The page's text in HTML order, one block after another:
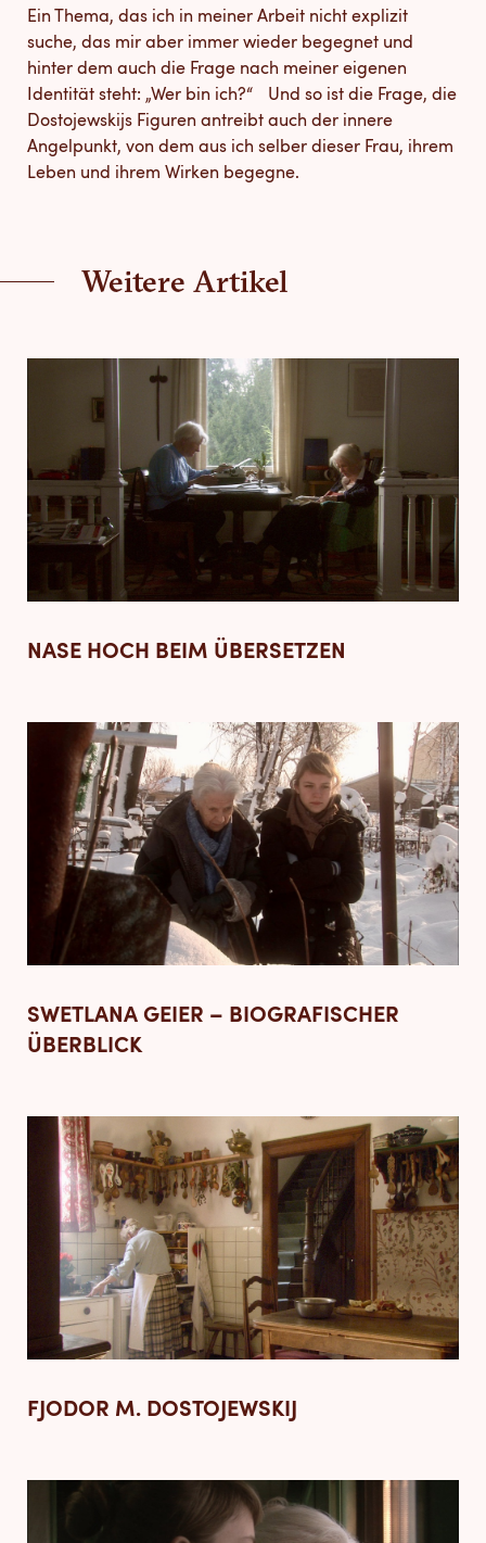
Ein Thema, das ich in meiner Arbeit nicht explizit
suche, das mir aber immer wieder begegnet und
hinter dem auch die Frage nach meiner eigenen
Identität steht: „Wer bin ich?“ Und so ist die Frage, die
Dostojewskijs Figuren antreibt auch der innere
Angelpunkt, von dem aus ich selber dieser Frau, ihrem
Leben und ihrem Wirken begegne.
Weitere Artikel
NASE HOCH BEIM ÜBERSETZEN
SWETLANA GEIER – BIOGRAFISCHER
ÜBERBLICK
FJODOR M. DOSTOJEWSKIJ